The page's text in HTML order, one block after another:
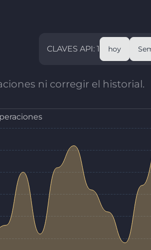
CLAVES API: 1 hoy
ni corregir el historial.